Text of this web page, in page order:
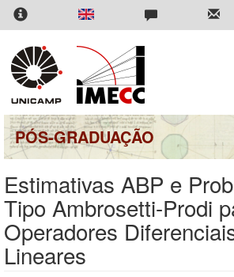
Pular
para
conteúdo
principal
PÓS-GRADUAÇÃO
Estimativas ABP e
Tipo Ambrosetti-Prodi
Operadores
Lineares